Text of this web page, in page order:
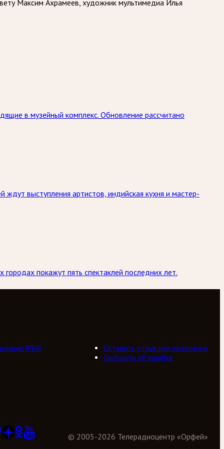
Максим Ахрамеев, художник мультимедиа Илья
в музейный комплекс. Обновление рассчитано
выступления артистов, индийская кухня и мастер-
покажут пять спектаклей последних лет.
(РБА)
Оставить отзыв или пожелание
Сообщить об ошибке
© 2005-2026 Телерадиоцентр «Орфей»